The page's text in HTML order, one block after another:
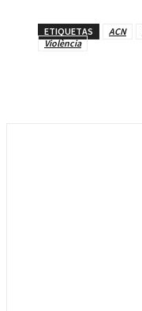
ETIQUETAS ACN
Violència